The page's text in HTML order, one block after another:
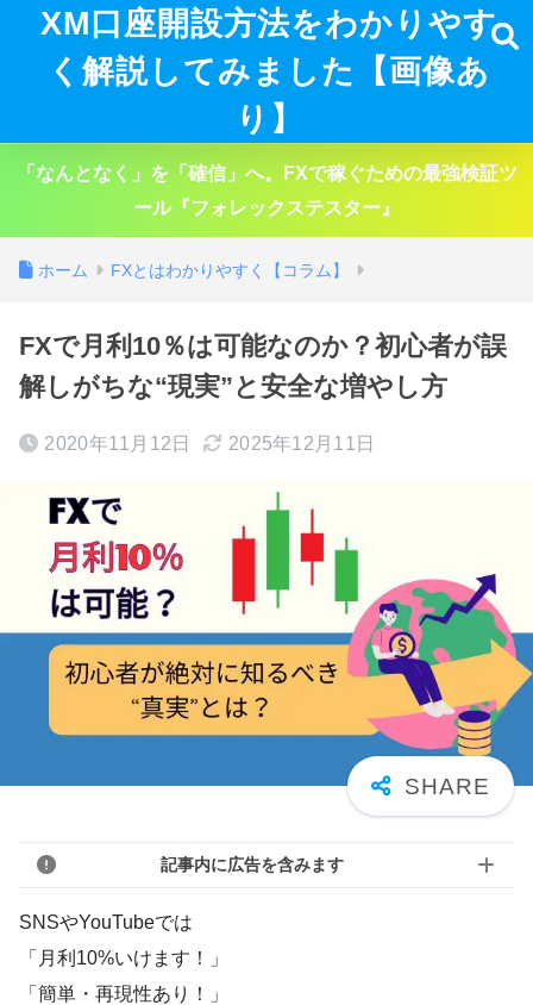
XM口座開設方法をわかりやす
く解説してみました【画像あ
り】
「なんとなく」を「確信」へ。FXで稼ぐための最強検証ツ
ール『フォレックステスター』
ホーム FXとはわかりやすく【コラム】
FXで月利10％は可能なのか？初心者が誤
解しがちな“現実”と安全な増やし方
2020年11月12日 2025年12月11日
記事内に広告を含みます
SNSやYouTubeでは
「月利10%いけます！」
「簡単・再現性あり！」